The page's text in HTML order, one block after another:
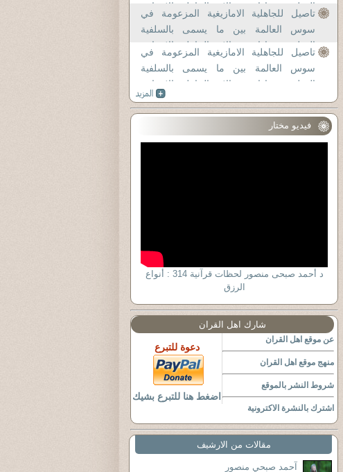
الوطنية و ما اسميه الان بالجاهلية الاعرابية
اية مقاربات حضارية الجزء الثالث و الاخير
تاصيل للجاهلية الامازيغية المزعومة في
سوس العالمة بين ما يسمى بالسلفية
الوطنية و ما اسميه الان بالجاهلية الاعرابية
اية مقاربات حضارية الجزء الثاني
تاصيل للجاهلية الامازيغية المزعومة في
سوس العالمة بين ما يسمى بالسلفية
الوطنية و ما اسميه الان بالجاهلية الاعرابية
اية مقاربات حضارية الجزء الاول؟
فيديو مختار
د أحمد صبحى منصور لحظات قرآنية 314 : أنواع
الرزق
شارك اهل القران
عن موقع اهل القران
منهج موقع اهل القران
شروط النشر بالموقع
اشترك بالنشرة الاكترونية
دعوة للتبرع
اضغط هنا للتبرع بشيك
مقالات من الارشيف
آحمد صبحي منصور